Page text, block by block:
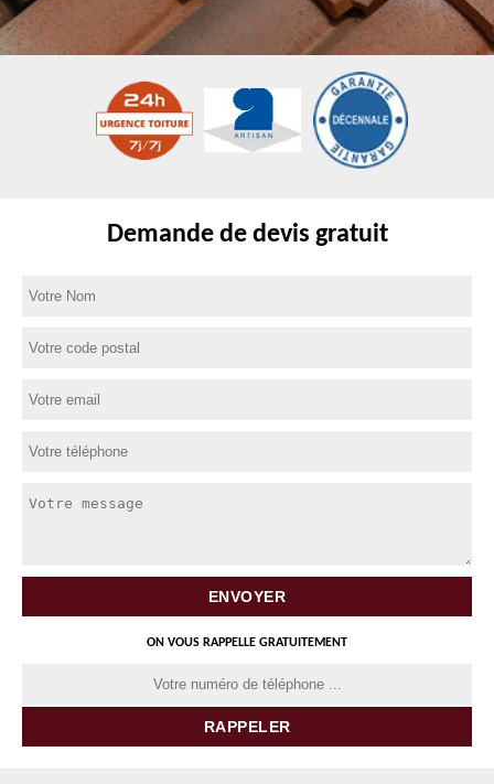
Demande de devis gratuit
ON VOUS RAPPELLE GRATUITEMENT